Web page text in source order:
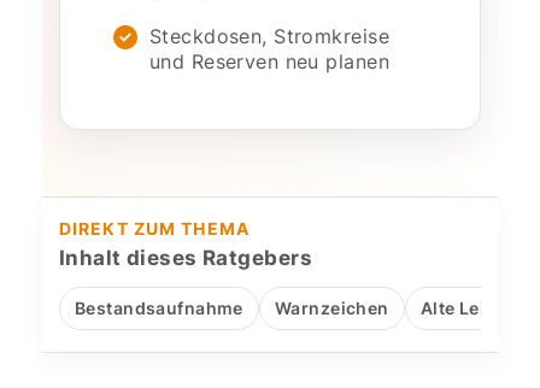
Steckdosen, Stromkreise
und Reserven neu planen
DIREKT ZUM THEMA
Inhalt dieses Ratgebers
Bestandsaufnahme Warnzeichen Alte